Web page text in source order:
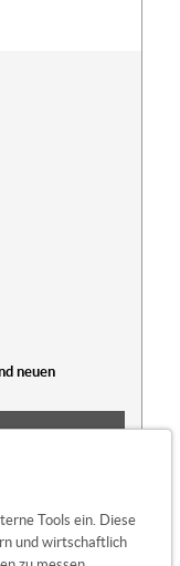
neuen
uns
Tools ein. Diese
und wirtschaftlich